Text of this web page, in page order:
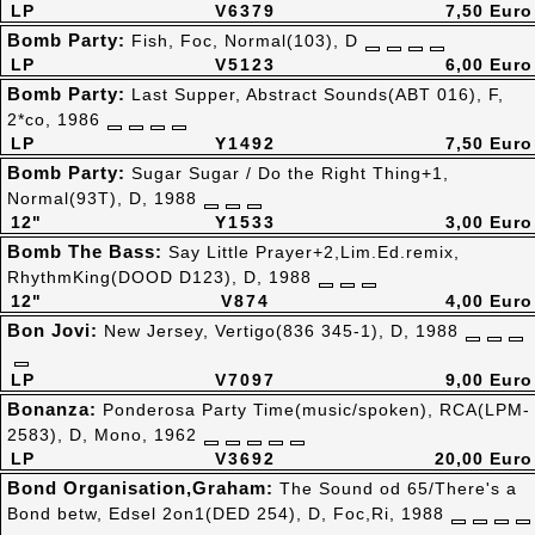
V6379
LP
7,50 Euro
V5123
LP
Bomb Party: Fish, Foc, Normal(103), D
6,00 Euro
Y1492
LP
Bomb Party: Last Supper, Abstract Sounds(ABT 016), F,
2*co, 1986
7,50 Euro
Y1533
12"
Bomb Party: Sugar Sugar / Do the Right Thing+1,
Normal(93T), D, 1988
3,00 Euro
V874
12"
Bomb The Bass: Say Little Prayer+2,Lim.Ed.remix,
RhythmKing(DOOD D123), D, 1988
4,00 Euro
V7097
LP
Bon Jovi: New Jersey, Vertigo(836 345-1), D, 1988
9,00 Euro
V3692
LP
Bonanza: Ponderosa Party Time(music/spoken), RCA(LPM-
2583), D, Mono, 1962
20,00 Euro
Bond Organisation,Graham: The Sound od 65/There's a
Bond betw, Edsel 2on1(DED 254), D, Foc,Ri, 1988